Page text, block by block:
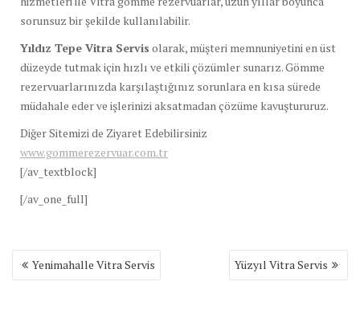
sorunsuz bir şekilde kullanılabilir.
Yıldız Tepe Vitra Servis olarak, müşteri memnuniyetini en üst
düzeyde tutmak için hızlı ve etkili çözümler sunarız. Gömme
rezervuarlarınızda karşılaştığınız sorunlara en kısa sürede
müdahale eder ve işlerinizi aksatmadan çözüme kavuştururuz.
Diğer Sitemizi de Ziyaret Edebilirsiniz
www.gommerezervuar.com.tr
[/av_textblock]
[/av_one_full]
Yazı
gezinmesi
Yenimahalle Vitra Servis Yüzyıl Vitra Servis